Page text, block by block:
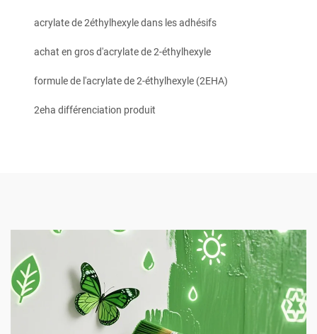
acrylate de 2éthylhexyle dans les adhésifs
achat en gros d'acrylate de 2-éthylhexyle
formule de l'acrylate de 2-éthylhexyle (2EHA)
2eha différenciation produit